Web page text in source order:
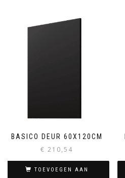
BASICO DEUR 60X120CM
€ 210,54
TOEVOEGEN AAN